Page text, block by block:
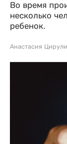
Во время
несколько
ребенок.
Анастасия